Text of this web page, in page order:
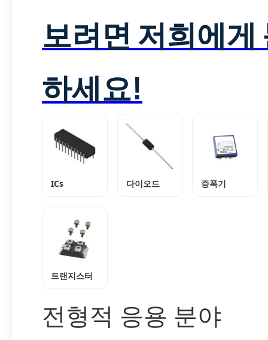
보려면 저희에게
하세요!
ICs 다이오드 증폭기
트랜지스터
전형적 응용 분야